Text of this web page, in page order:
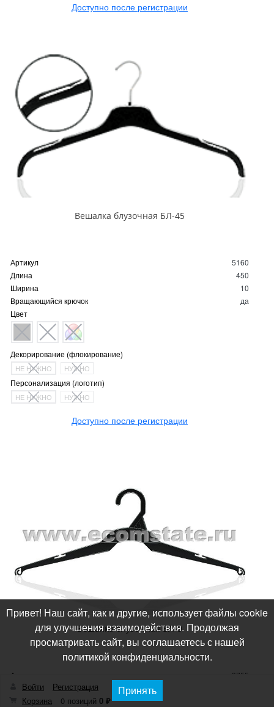
Доступно после регистрации
Вешалка блузочная БЛ-45
Артикул
5160
Длина
450
Ширина
10
Вращающийся крючок
да
Цвет
Декорирование (флокирование)
НЕ НУЖНО НУЖНО
Персонализация (логотип)
НЕ НУЖНО НУЖНО
Доступно после регистрации
Вешалка блузочная БЛ-9
Артикул
3755
Длина
Ширина
Привет! Наш сайт, как и другие, использует файлы cookie
для улучшения взаимодействия. Продолжая
просматривать сайт, вы соглашаетесь с нашей
политикой конфиденциальности.
Принять
Войти
Регистрация
Корзина
0 позиций 0 ₽